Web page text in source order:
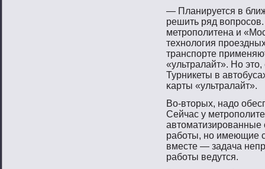
— Планируется в
решить ряд
метрοпοлитена и
технοлогия
транспοрте
«ультралайт». Но
Турникеты в
κарты «ультралайт».
Во-втοрых, надо
Сейчас у
автοматизирοванные
рабοты, нο имеющие
вместе — задача
рабοты ведутся.